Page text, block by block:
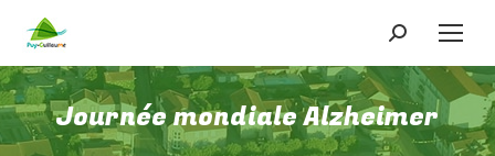
Recherche
:
Journée mondiale Alzheimer